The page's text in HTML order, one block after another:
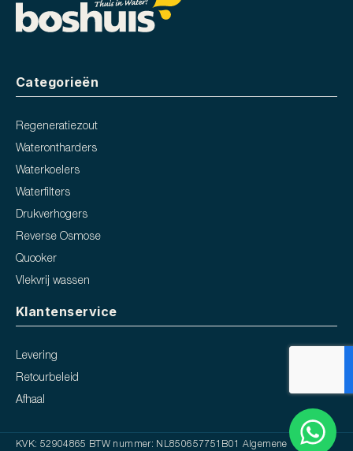
Categorieën
Regeneratiezout
Waterontharders
Waterkoelers
Waterfilters
Drukverhogers
Reverse Osmose
Quooker
Vlekvrij wassen
Klantenservice
Levering
Retourbeleid
Afhaal
KVK: 52904865 BTW nummer: NL850657751B01 Algemene